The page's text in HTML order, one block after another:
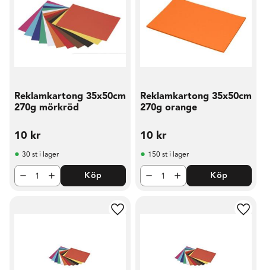
Reklamkartong 35x50cm
270g mörkröd
10 kr
30 st i lager
Köp
Reklamkartong 35x50cm
270g orange
10 kr
150 st i lager
Köp
Lägg till i favoriter